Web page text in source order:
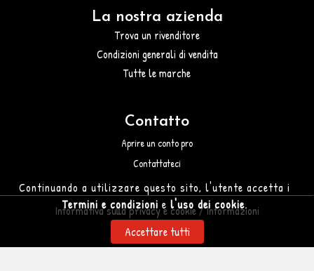
Continuando a utilizzare questo sito, l'utente accetta i
Termini e condizioni e l'uso dei cookie.
Accettare tutti
La nostra azienda
Trova un rivenditore
Condizioni generali di vendita
Tutte le marche
Contatto
Aprire un conto pro
Contattateci
Informativa sulla privacy e cookie /Informazioni
legali